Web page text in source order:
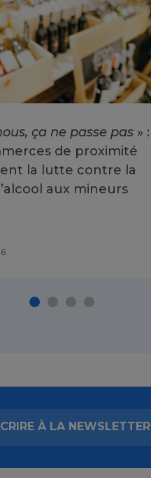
ça ne passe pas » :
de proximité
la lutte contre la
aux mineurs
À LA NEWSLETTER